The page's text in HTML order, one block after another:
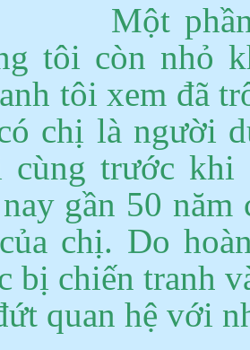
Một
tôi còn nhỏ
tôi xem đã
chị là người
cùng trước
gần 50
chị. Do
bị chiến tranh
quan hệ với